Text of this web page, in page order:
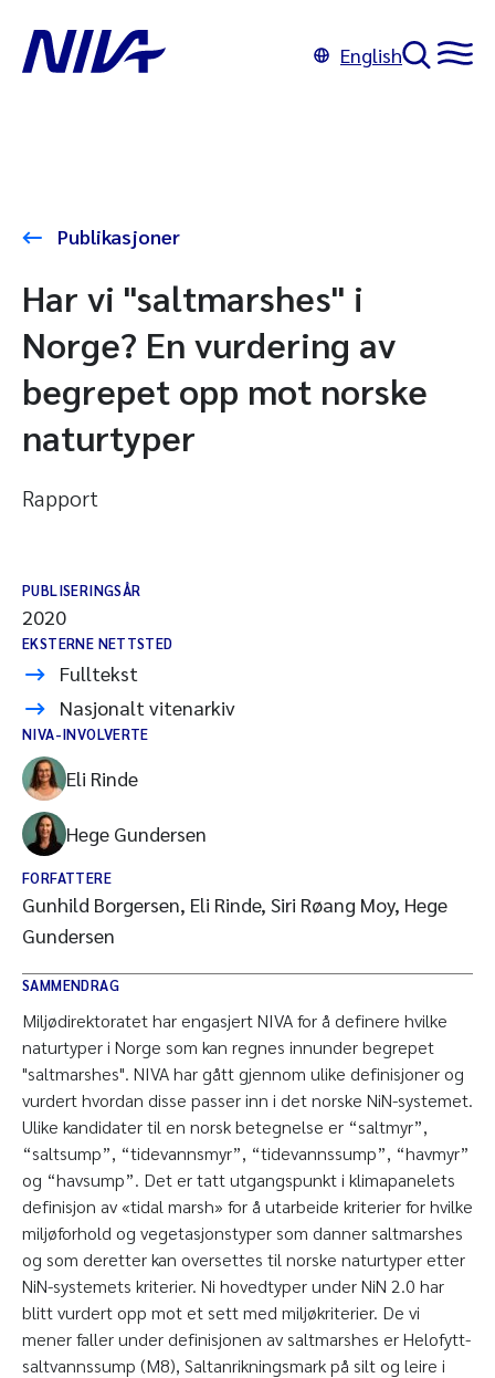
English
Publikasjoner
Har vi "saltmarshes" i
Norge? En vurdering av
begrepet opp mot norske
naturtyper
Rapport
PUBLISERINGSÅR
2020
EKSTERNE NETTSTED
Fulltekst
Nasjonalt vitenarkiv
NIVA-INVOLVERTE
Eli Rinde
Hege Gundersen
FORFATTERE
Gunhild Borgersen, Eli Rinde, Siri Røang Moy, Hege
Gundersen
SAMMENDRAG
Miljødirektoratet har engasjert NIVA for å definere hvilke
naturtyper i Norge som kan regnes innunder begrepet
"saltmarshes". NIVA har gått gjennom ulike definisjoner og
vurdert hvordan disse passer inn i det norske NiN-systemet.
Ulike kandidater til en norsk betegnelse er “saltmyr”,
“saltsump”, “tidevannsmyr”, “tidevannssump”, “havmyr”
og “havsump”. Det er tatt utgangspunkt i klimapanelets
definisjon av «tidal marsh» for å utarbeide kriterier for hvilke
miljøforhold og vegetasjonstyper som danner saltmarshes
og som deretter kan oversettes til norske naturtyper etter
NiN-systemets kriterier. Ni hovedtyper under NiN 2.0 har
blitt vurdert opp mot et sett med miljøkriterier. De vi
mener faller under definisjonen av saltmarshes er Helofytt-
saltvannssump (M8), Saltanrikningsmark på silt og leire i